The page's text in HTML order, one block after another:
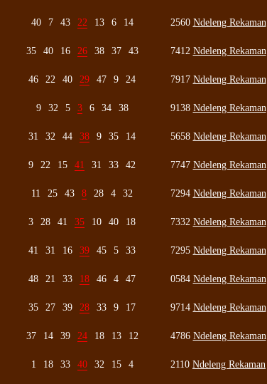
40 7 43 22 13 6 14 2560 Ndeleng Rekaman
35 40 16 26 38 37 43 7412 Ndeleng Rekaman
46 22 40 29 47 9 24 7917 Ndeleng Rekaman
9 32 5 3 6 34 38 9138 Ndeleng Rekaman
31 32 44 38 9 35 14 5658 Ndeleng Rekaman
9 22 15 41 31 33 42 7747 Ndeleng Rekaman
11 25 43 8 28 4 32 7294 Ndeleng Rekaman
3 28 41 35 10 40 18 7332 Ndeleng Rekaman
41 31 16 39 45 5 33 7295 Ndeleng Rekaman
48 21 33 18 46 4 47 0584 Ndeleng Rekaman
35 27 39 28 33 9 17 9714 Ndeleng Rekaman
37 14 39 24 18 13 12 4786 Ndeleng Rekaman
1 18 33 40 32 15 4 2110 Ndeleng Rekaman